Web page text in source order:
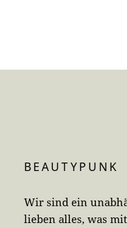
BEAUTYPUNK
Wir sind ein
lieben alles, was